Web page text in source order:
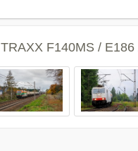
TRAXX F140MS /